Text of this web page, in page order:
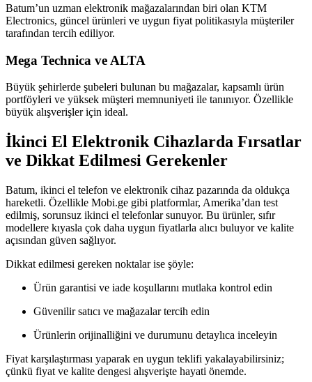
Batum’un uzman elektronik mağazalarından biri olan KTM
Electronics, güncel ürünleri ve uygun fiyat politikasıyla müşteriler
tarafından tercih ediliyor.
Mega Technica ve ALTA
Büyük şehirlerde şubeleri bulunan bu mağazalar, kapsamlı ürün
portföyleri ve yüksek müşteri memnuniyeti ile tanınıyor. Özellikle
büyük alışverişler için ideal.
İkinci El Elektronik Cihazlarda Fırsatlar
ve Dikkat Edilmesi Gerekenler
Batum, ikinci el telefon ve elektronik cihaz pazarında da oldukça
hareketli. Özellikle Mobi.ge gibi platformlar, Amerika’dan test
edilmiş, sorunsuz ikinci el telefonlar sunuyor. Bu ürünler, sıfır
modellere kıyasla çok daha uygun fiyatlarla alıcı buluyor ve kalite
açısından güven sağlıyor.
Dikkat edilmesi gereken noktalar ise şöyle:
Ürün garantisi ve iade koşullarını mutlaka kontrol edin
Güvenilir satıcı ve mağazalar tercih edin
Ürünlerin orijinalliğini ve durumunu detaylıca inceleyin
Fiyat karşılaştırması yaparak en uygun teklifi yakalayabilirsiniz;
çünkü fiyat ve kalite dengesi alışverişte hayati önemde.